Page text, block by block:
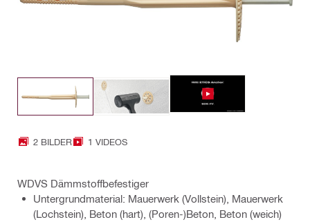
2 BILDER 1 VIDEOS
WDVS Dämmstoffbefestiger
Untergrundmaterial: Mauerwerk (Vollstein), Mauerwerk
(Lochstein), Beton (hart), (Poren-)Beton, Beton (weich)